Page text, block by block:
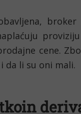
cene.
da li su oni mali.